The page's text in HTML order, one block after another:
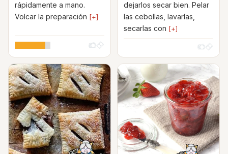
rápidamente a mano.
Volcar la preparación [+]
dejarlos secar bien. Pelar
las cebollas, lavarlas,
secarlas con [+]